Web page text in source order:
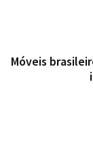
BUFFET
Móveis